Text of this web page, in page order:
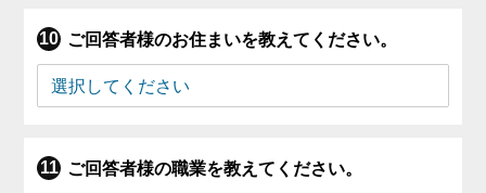
ご回答者様のお住まいを教えてください。
ご回答者様の職業を教えてください。